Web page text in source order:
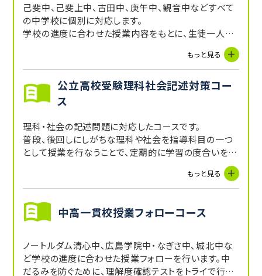
己斐中、己斐上中、古田中、庚午中、観音中などすべて
の中学校に個別に対応します。
学校の進度に合わせた授業内容をもとに、生徒一人ひ
とりに合わせた指導カリキュラムを作成し、実行し修正
までしっかりサポートします。対応もしっかりマンツーマ
ン指導です！
問題演習量もしっかり確保して得点アップを目指しま
す。
もっと見る
公立高校受験理科社会記述対策コー
ス
理科・社会の記述問題に対応したコースです。
普段、後回しにしがちな理科や社会を指導科目の一つ
として授業を行なうことで、定期的に学習の度合いをチ
ェックします。基礎力養成から記述問題演習まで行いま
もっと見る
中高一貫校授業フォローコース
ノートルダム清心中、広島学院中・なぎさ中、城北中な
ど学校の進度に合わせた授業フォローを行います。中
だるみを防ぐために、理解度確認テストをトライで行い、